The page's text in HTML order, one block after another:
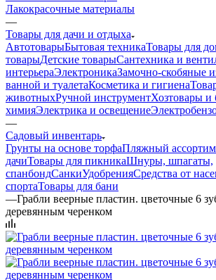
Лакокрасочные материалы
—
Товары для дачи и отдыха
АвтотоварыБытовая техникаТовары для
товарыДетские товарыСантехника и
интерьераЭлектроникаЗамочно-скобяные
ванной и туалетаКосметика и гигиена
животныхРучной инструментХозтовары и
химияЭлектрика и освещение
—
Садовый инвентарь
Грунты на основе торфаПляжный
дачиТовары для пикникаШнуры, шпагаты,
спанбондСанкиУдобренияСредства от
спортаТовары для бани
—Грабли веерные пластин. цветочные 6
деревянным черенком